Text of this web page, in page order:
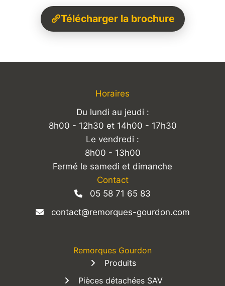
Télécharger la brochure
Horaires
Du lundi au jeudi :
8h00 - 12h30 et 14h00 - 17h30
Le vendredi :
8h00 - 13h00
Fermé le samedi et dimanche
Contact
05 58 71 65 83
contact@remorques-gourdon.com
Remorques Gourdon
Produits
Pièces détachées SAV